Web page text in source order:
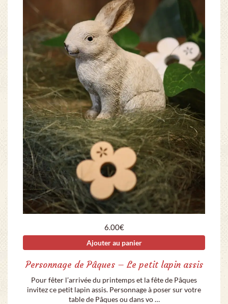
6.00€
Ajouter au panier
Personnage de Pâques – Le petit lapin assis
Pour fêter l’arrivée du printemps et la fête de Pâques
invitez ce petit lapin assis. Personnage à poser sur votre
table de Pâques ou dans vo …